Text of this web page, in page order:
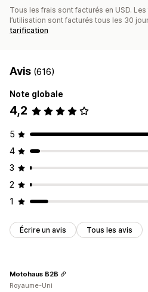
Tous les frais sont facturés en USD.
l’utilisation sont facturés tous les 30
tarification
Avis (616)
Note globale
4,2
5
4
3
2
1
Écrire un avis Tous les avis
Motohaus B2B
Royaume-Uni